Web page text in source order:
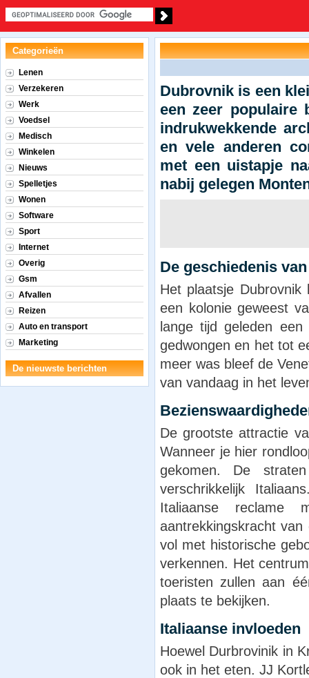
Dubrovnik is een
een zeer populaire
indrukwekkende
en vele anderen
met een uistapje
nabij gelegen
De geschiedenis
Het plaatsje
een kolonie geweest
lange tijd geleden
gedwongen en het tot
meer was bleef de
van vandaag in het
De grootste attractie
Wanneer je hier
gekomen. De
verschrikkelijk
Italiaanse
aantrekkingskracht
vol met historische
verkennen. Het
toeristen zullen aan
plaats te bekijken.
Italiaanse invloeden
Hoewel Durbrovinik in
ook in het eten. JJ
Categorieën
Lenen
Verzekeren
Werk
Voedsel
Medisch
Winkelen
Nieuws
Spelletjes
Wonen
Software
Sport
Internet
Overig
Gsm
Afvallen
Reizen
Auto en transport
Marketing
De nieuwste berichten